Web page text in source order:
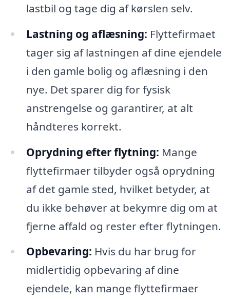
lastbil og tage dig af kørslen selv.
Lastning og aflæsning: Flyttefirmaet
tager sig af lastningen af dine ejendele
i den gamle bolig og aflæsning i den
nye. Det sparer dig for fysisk
anstrengelse og garantirer, at alt
håndteres korrekt.
Oprydning efter flytning: Mange
flyttefirmaer tilbyder også oprydning
af det gamle sted, hvilket betyder, at
du ikke behøver at bekymre dig om at
fjerne affald og rester efter flytningen.
Opbevaring: Hvis du har brug for
midlertidig opbevaring af dine
ejendele, kan mange flyttefirmaer